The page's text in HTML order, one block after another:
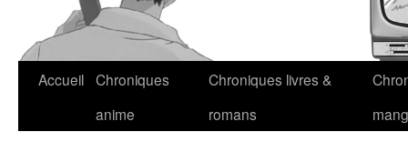
Accueil Chroniques
anime
Chroniques livres &
romans